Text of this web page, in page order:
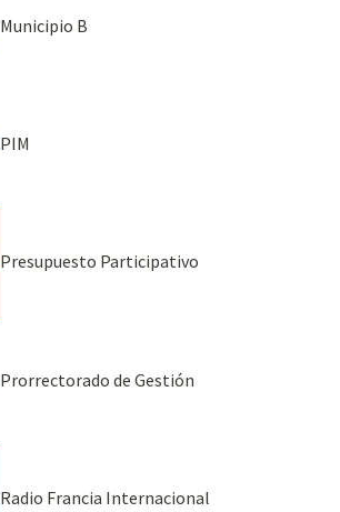
Municipio B
PIM
Presupuesto Participativo
Prorrectorado de Gestión
Radio Francia Internacional